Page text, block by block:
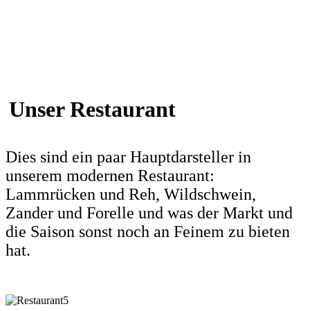
Unser Restaurant
Dies sind ein paar Hauptdarsteller in
unserem modernen Restaurant:
Lammrücken und Reh, Wildschwein,
Zander und Forelle und was der Markt und
die Saison sonst noch an Feinem zu bieten
hat.